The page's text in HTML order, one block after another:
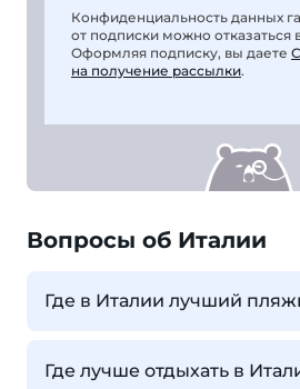
Конфиденциальность данных
от подписки можно
Оформляя подписку, вы даете
на получение рассылки.
Вопросы об Италии
Где в Италии лучший
Где лучше отдыхать в